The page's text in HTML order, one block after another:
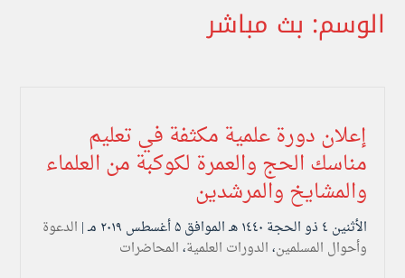
الوسم: بث مباشر
إعلان دورة علمية مكثفة في تعليم
مناسك الحج والعمرة لكوكبة من العلماء
والمشايخ والمرشدين
الأثنين ٤ ذو الحجة ۱٤٤۰ هـ الموافق ۵ أغسطس ۲۰۱۹ مـ |
الدعوة
وأحوال المسلمين،الدورات العلمية،المحاضرات